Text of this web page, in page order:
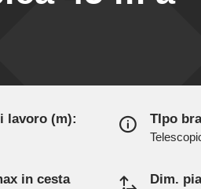
lavoro (m): TIpo
in cesta
Dim.